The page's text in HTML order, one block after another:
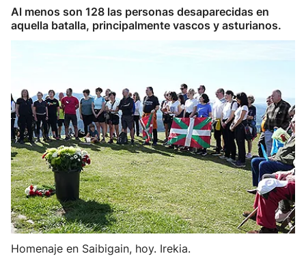
Al menos son 128 las personas desaparecidas en
aquella batalla, principalmente vascos y asturianos.
Homenaje en Saibigain, hoy. Irekia.